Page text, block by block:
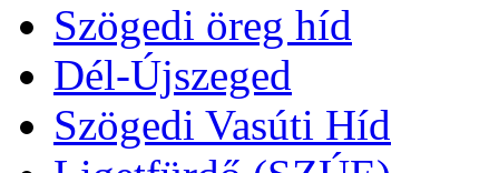
Szögedi öreg híd
Dél-Újszeged
Szögedi Vasúti Híd